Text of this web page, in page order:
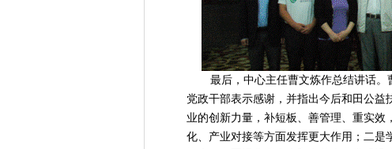
最后，中心主任曹文炼作总结讲话
党政干部表示感谢，并指出今后和田公
业的创新力量，补短板、善管理、重实
化、产业对接等方面发挥更大作用；二是